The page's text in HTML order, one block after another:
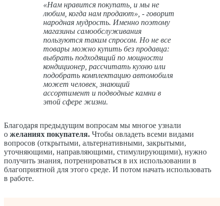
«Нам нравится покупать, и мы не
любим, когда нам продают», - говорит
народная мудрость. Именно поэтому
магазины самообслуживания
пользуются таким спросом. Но не все
товары можно купить без продавца:
выбрать подходящий по мощности
кондиционер, рассчитать кухню или
подобрать комплектацию автомобиля
может человек, знающий
ассортимент и подводные камни в
этой сфере жизни.
Благодаря предыдущим вопросам мы многое узнали
о желаниях покупателя. Чтобы овладеть всеми видами
вопросов (открытыми, альтернативными, закрытыми,
уточняющими, направляющими, стимулирующими), нужно
получить знания, потренироваться в их использовании в
благоприятной для этого среде. И потом начать использовать
в работе.